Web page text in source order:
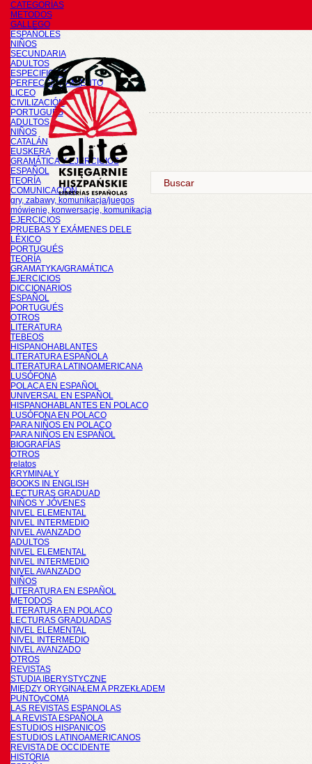
CATEGORÍAS
METODOS
GALLEGO
ESPAÑOLES
NIÑOS
SECUNDARIA
ADULTOS
ESPECIFICOS
PERFECCIONAMIENTO
LICEO
CIVILIZACIÓN
PORTUGUÉS
ADULTOS
NIÑOS
CATALÁN
EUSKERA
GRAMÁTICA Y EJERCICIOS
ESPAÑOL
TEORÍA
COMUNICACIÓN
gry, zabawy, komunikacja/juegos
mówienie, konwersacje, komunikacja
EJERCICIOS
PRUEBAS Y EXÁMENES DELE
LÉXICO
PORTUGUÉS
TEORÍA
GRAMATYKA/GRAMÁTICA
EJERCICIOS
DICCIONARIOS
ESPAÑOL
PORTUGUÉS
OTROS
LITERATURA
TEBEOS
HISPANOHABLANTES
LITERATURA ESPAÑOLA
LITERATURA LATINOAMERICANA
LUSÓFONA
POLACA EN ESPAÑOL
UNIVERSAL EN ESPAÑOL
HISPANOHABLANTES EN POLACO
LUSÓFONA EN POLACO
PARA NIÑOS EN POLACO
PARA NIÑOS EN ESPAÑOL
BIOGRAFÍAS
OTROS
relatos
KRYMINAŁY
BOOKS IN ENGLISH
LECTURAS GRADUAD
NIÑOS Y JÓVENES
NIVEL ELEMENTAL
NIVEL INTERMEDIO
NIVEL AVANZADO
ADULTOS
NIVEL ELEMENTAL
NIVEL INTERMEDIO
NIVEL AVANZADO
NIÑOS
LITERATURA EN ESPAÑOL
METODOS
LITERATURA EN POLACO
LECTURAS GRADUADAS
NIVEL ELEMENTAL
NIVEL INTERMEDIO
NIVEL AVANZADO
OTROS
REVISTAS
STUDIA IBERYSTYCZNE
MIĘDZY ORYGINAŁEM A PRZEKŁADEM
PUNTOyCOMA
LAS REVISTAS ESPANOLAS
LA REVISTA ESPAÑOLA
ESTUDIOS HISPANICOS
ESTUDIOS LATINOAMERICANOS
REVISTA DE OCCIDENTE
HISTORIA